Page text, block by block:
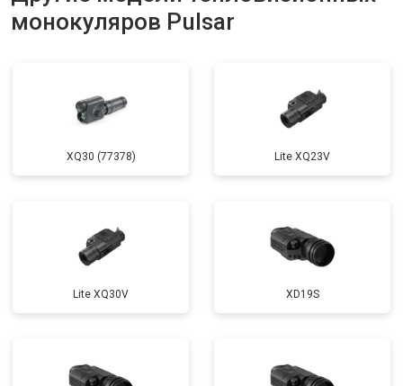
монокуляров Pulsar
XQ30 (77378) Lite XQ23V
Lite XQ30V XD19S